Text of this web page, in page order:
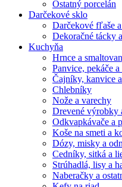
Ostatný porcelán
Darčekové sklo
Darčekové fľaše
Dekoračné tácky
Kuchyňa
Hrnce a
Panvice, pekáče
Čajníky, kanvice
Chlebníky
Nože a varechy
Drevené výrobky
Odkvapkávače a
Koše na smeti a
Dózy, misky a
Cedníky, sitká a
Strúhadlá, lisy a
Naberačky a